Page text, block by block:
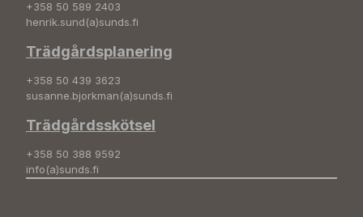
+358 50 589 2403
henrik.sund(a)sunds.fi
Trädgårdsplanering
+358 50 439 3623
susanne.bjorkman(a)sunds.fi
Trädgårdsskötsel
+358 50 388 9592
info(a)sunds.fi